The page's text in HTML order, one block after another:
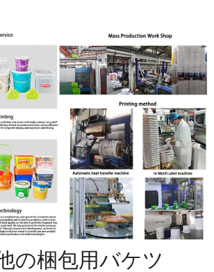
の梱包用バケツ